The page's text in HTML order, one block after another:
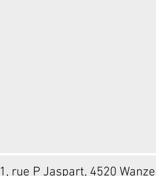
1, rue P Jaspart, 4520